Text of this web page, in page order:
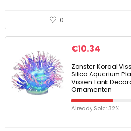
0
€10.34
Zonster Koraal
Silica Aquarium
Vissen Tank
Ornamenten
Already Sold: 32%